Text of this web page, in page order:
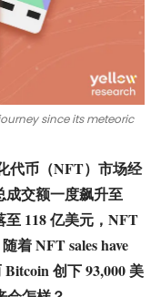
since its meteoric
代币（NFT）市场经
成交额一度飙升至
至 118 亿美元，NFT
着NFT sales have
Bitcoin创下 93,000 美